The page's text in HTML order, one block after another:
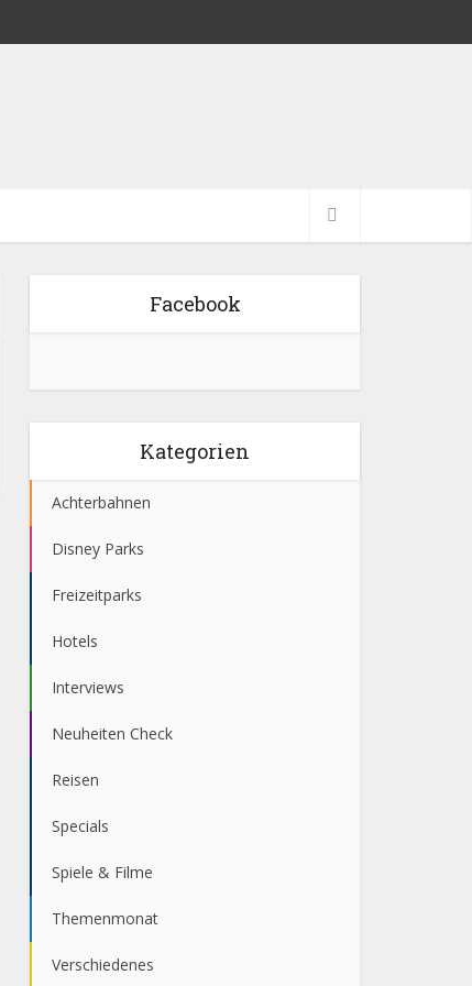
Facebook
Kategorien
Achterbahnen
Disney Parks
Freizeitparks
Hotels
Interviews
Neuheiten Check
Reisen
Specials
Spiele & Filme
Themenmonat
Verschiedenes